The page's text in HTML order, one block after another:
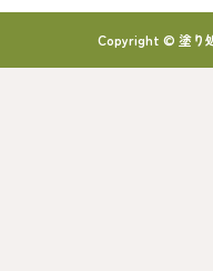
Copyright © 塗り